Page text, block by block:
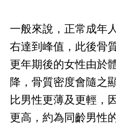
一般來說，正常成年
右達到峰值，此後骨
更年期後的女性由於
降，骨質密度會隨之
比男性更薄及更輕，
更高，約為同齡男性的